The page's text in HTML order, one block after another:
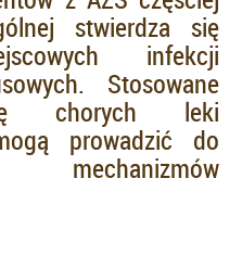
stwierdza się
infekcji
Stosowane
chorych leki
prowadzić do